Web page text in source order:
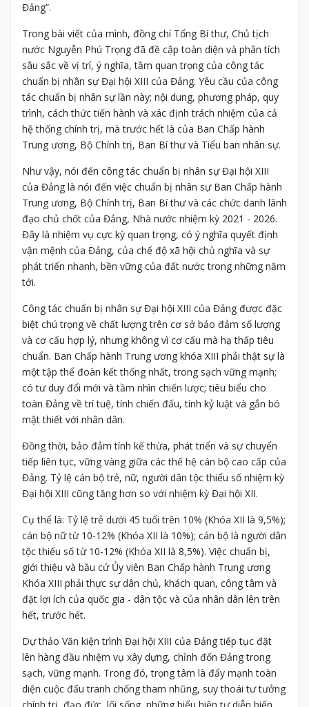
Đảng”.
Trong bài viết của mình, đồng chí Tổng Bí thư, Chủ tịch
nước Nguyễn Phú Trọng đã đề cập toàn diện và phân tích
sâu sắc về vị trí, ý nghĩa, tầm quan trọng của công tác
chuẩn bị nhân sự Đại hội XIII của Đảng. Yêu cầu của công
tác chuẩn bị nhân sự lần này; nội dung, phương pháp, quy
trình, cách thức tiến hành và xác định trách nhiệm của cả
hệ thống chính trị, mà trước hết là của Ban Chấp hành
Trung ương, Bộ Chính trị, Ban Bí thư và Tiểu ban nhân sự.
Như vậy, nói đến công tác chuẩn bị nhân sự Đại hội XIII
của Đảng là nói đến việc chuẩn bị nhân sự Ban Chấp hành
Trung ương, Bộ Chính trị, Ban Bí thư và các chức danh lãnh
đạo chủ chốt của Đảng, Nhà nước nhiệm kỳ 2021 - 2026.
Đây là nhiệm vụ cực kỳ quan trọng, có ý nghĩa quyết định
vận mệnh của Đảng, của chế độ xã hội chủ nghĩa và sự
phát triển nhanh, bền vững của đất nước trong những năm
tới.
Công tác chuẩn bị nhân sự Đại hội XIII của Đảng được đặc
biệt chú trọng về chất lượng trên cơ sở bảo đảm số lượng
và cơ cấu hợp lý, nhưng không vì cơ cấu mà hạ thấp tiêu
chuẩn. Ban Chấp hành Trung ương khóa XIII phải thật sự là
một tập thể đoàn kết thống nhất, trong sạch vững mạnh;
có tư duy đổi mới và tầm nhìn chiến lược; tiêu biểu cho
toàn Đảng về trí tuệ, tính chiến đấu, tính kỷ luật và gắn bó
mật thiết với nhân dân.
Đồng thời, bảo đảm tính kế thừa, phát triển và sự chuyển
tiếp liên tục, vững vàng giữa các thế hệ cán bộ cao cấp của
Đảng. Tỷ lệ cán bộ trẻ, nữ, người dân tộc thiểu số nhiệm kỳ
Đại hội XIII cũng tăng hơn so với nhiệm kỳ Đại hội XII.
Cụ thể là: Tỷ lệ trẻ dưới 45 tuổi trên 10% (Khóa XII là 9,5%);
cán bộ nữ từ 10-12% (Khóa XII là 10%); cán bộ là người dân
tộc thiểu số từ 10-12% (Khóa XII là 8,5%). Việc chuẩn bị,
giới thiệu và bầu cử Ủy viên Ban Chấp hành Trung ương
Khóa XIII phải thực sự dân chủ, khách quan, công tâm và
đặt lợi ích của quốc gia - dân tộc và của nhân dân lên trên
hết, trước hết.
Dự thảo Văn kiện trình Đại hội XIII của Đảng tiếp tục đặt
lên hàng đầu nhiệm vụ xây dựng, chỉnh đốn Đảng trong
sạch, vững mạnh. Trong đó, trọng tâm là đẩy mạnh toàn
diện cuộc đấu tranh chống tham nhũng, suy thoái tư tưởng